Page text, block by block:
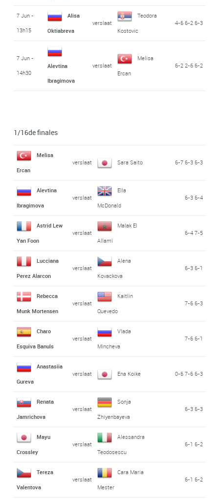
7 Jun -
13h15
Alisa
Oktiabreva
verslaat
Teodora
Kostovic
4-6 6-2 6-3
7 Jun -
14h30
Alevtina
Ibragimova
verslaat
Melisa
Ercan
6-2 2-6 6-2
1/16de finales
Melisa
Ercan
verslaat Sara Saito 6-7 6-3 6-3
Alevtina
Ibragimova
verslaat
Ella
McDonald
6-3 6-4
Astrid Lew
Yan Foon
verslaat
Malak El
Allami
6-4 7-5
Lucciana
Perez Alarcon
verslaat
Alena
Kovackova
6-3 6-1
Rebecca
Munk Mortensen
verslaat
Kaitlin
Quevedo
7-6 6-3
Charo
Esquiva Banuls
verslaat
Vlada
Mincheva
7-6 6-1
Anastasiia
Gureva
verslaat Ena Koike 0-6 7-6 6-3
Renata
Jamrichova
verslaat
Sonja
Zhiyenbayeva
6-3 6-3
Mayu
Crossley
verslaat
Alessandra
Teodosescu
6-1 6-2
Tereza
Valentova
verslaat
Cara Maria
Mester
6-1 6-2